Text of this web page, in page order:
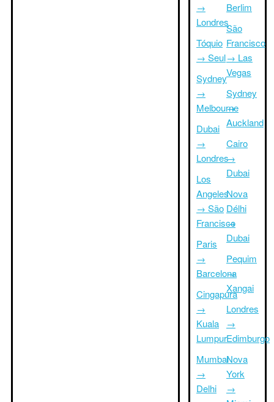
→
Londres
Tóquio
→ Seul
Sydney
→
Melbourne
Dubai
→
Londres
Los
Angeles
→ São
Francisco
Paris
→
Barcelona
Cingapura
→
Kuala
Lumpur
Mumbai
→
Delhi
Berlim
São
Francisco
→ Las
Vegas
Sydney
→
Auckland
Cairo
→
Dubai
Nova
Délhi
→
Dubai
Pequim
→
Xangai
Londres
→
Edimburgo
Nova
York
→